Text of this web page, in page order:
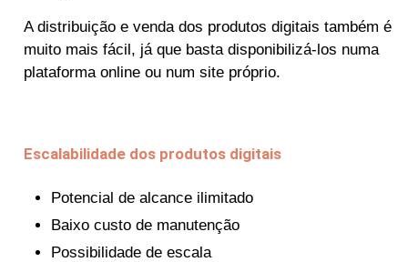
A distribuição e venda dos produtos digitais também é
muito mais fácil, já que basta disponibilizá-los numa
plataforma online ou num site próprio.
Escalabilidade dos produtos digitais
Potencial de alcance ilimitado
Baixo custo de manutenção
Possibilidade de escala